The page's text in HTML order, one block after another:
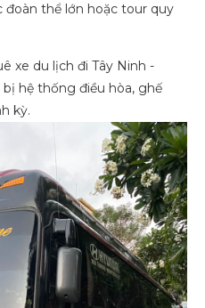
đoàn thể lớn hoặc tour quy
xe du lịch đi Tây Ninh -
hệ thống điều hòa, ghế
kỳ.